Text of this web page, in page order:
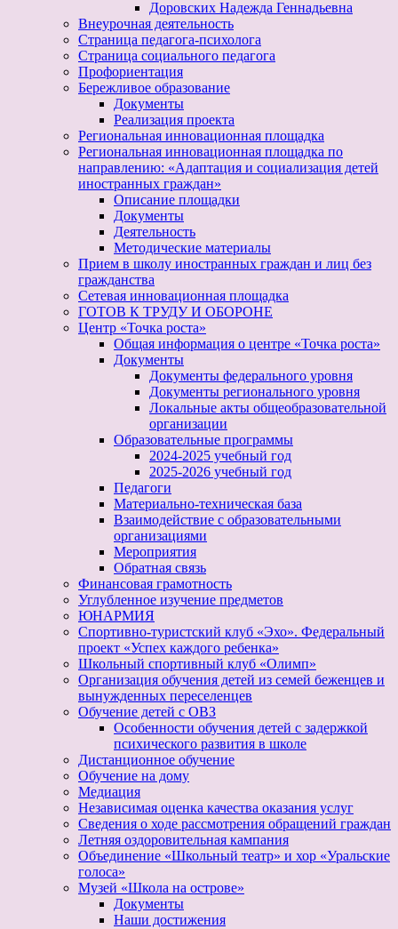
Доровских Надежда Геннадьевна
Внеурочная деятельность
Страница педагога-психолога
Страница социального педагога
Профориентация
Бережливое образование
Документы
Реализация проекта
Региональная инновационная площадка
Региональная инновационная площадка по
направлению: «Адаптация и социализация детей
иностранных граждан»
Описание площадки
Документы
Деятельность
Методические материалы
Прием в школу иностранных граждан и лиц без
гражданства
Сетевая инновационная площадка
ГОТОВ К ТРУДУ И ОБОРОНЕ
Центр «Точка роста»
Общая информация о центре «Точка роста»
Документы
Документы федерального уровня
Документы регионального уровня
Локальные акты общеобразовательной
организации
Образовательные программы
2024-2025 учебный год
2025-2026 учебный год
Педагоги
Материально-техническая база
Взаимодействие с образовательными
организациями
Мероприятия
Обратная связь
Финансовая грамотность
Углубленное изучение предметов
ЮНАРМИЯ
Спортивно-туристский клуб «Эхо». Федеральный
проект «Успех каждого ребенка»
Школьный спортивный клуб «Олимп»
Организация обучения детей из семей беженцев и
вынужденных переселенцев
Обучение детей с ОВЗ
Особенности обучения детей с задержкой
психического развития в школе
Дистанционное обучение
Обучение на дому
Медиация
Независимая оценка качества оказания услуг
Сведения о ходе рассмотрения обращений граждан
Летняя оздоровительная кампания
Объединение «Школьный театр» и хор «Уральские
голоса»
Музей «Школа на острове»
Документы
Наши достижения